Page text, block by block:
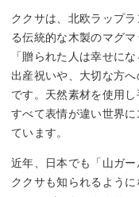
ククサは、北欧ラップ
る伝統的な木製のマグ
「贈られた人は幸せに
出産祝いや、大切な方
です。天然素材を使用
すべて表情が違い世界
ています。
近年、日本でも「山ガー
ククサも知られるよう